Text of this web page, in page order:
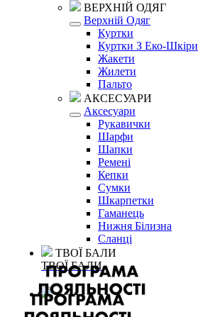
ВЕРХНІЙ ОДЯГ
Верхній Одяг
Куртки
Куртки З Еко-Шкіри
Жакети
Жилети
Пальто
АКСЕСУАРИ
Аксесуари
Рукавички
Шарфи
Шапки
Ремені
Кепки
Сумки
Шкарпетки
Гаманець
Нижня Білизна
Сланці
ТВОЇ БАЛИ
ТВОЇ БАЛИ